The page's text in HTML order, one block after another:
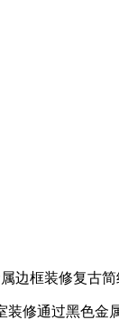
边框装修复古
装修通过黑色金